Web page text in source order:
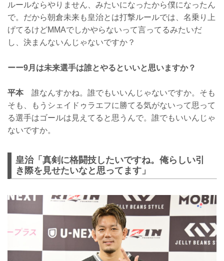
ルールならやりません、みたいになったから僕になったん
で。だから朝倉未来も皇治とは打撃ルールでは、名乗り上
げてるけどMMAでしかやらないって言ってるみたいだ
し、決まんないんじゃないですか？
ーー9月は未来選手は誰とやるといいと思いますか？
平本誰なんすかね。誰でもいいんじゃないですか。そも
そも、もうシェイドゥラエフに勝てる気がないって思って
る選手はゴールは見えてると思うんで。誰でもいいんじゃ
ないですか。
皇治「真剣に格闘技したいですね。俺らしい引
き際を見せたいなと思ってます」